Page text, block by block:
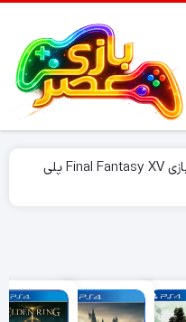
بازی Final Fantasy XV پلی